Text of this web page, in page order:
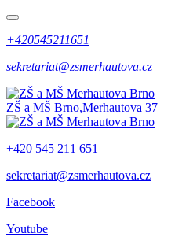
+420545211651
sekretariat@zsmerhautova.cz
ZŠ a MŠ Brno,Merhautova 37
+420 545 211 651
sekretariat@zsmerhautova.cz
Facebook
Youtube